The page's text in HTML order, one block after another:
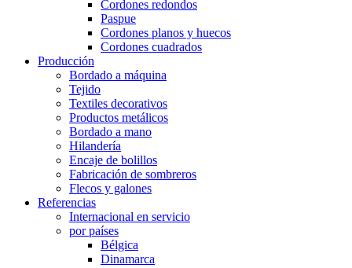
Cordones redondos
Paspue
Cordones planos y huecos
Cordones cuadrados
Producción
Bordado a máquina
Tejido
Textiles decorativos
Productos metálicos
Bordado a mano
Hilandería
Encaje de bolillos
Fabricación de sombreros
Flecos y galones
Referencias
Internacional en servicio
por países
Bélgica
Dinamarca